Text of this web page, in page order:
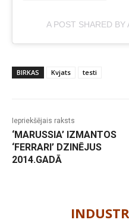
A POST SHARED
BIRKAS Kvjats testi
Iepriekšējais raksts
‘MARUSSIA’ IZMANTOS
‘FERRARI’ DZINĒJUS
2014.GADĀ